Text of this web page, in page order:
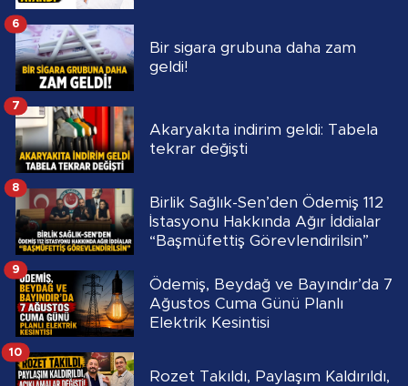
Bir sigara grubuna daha zam
geldi!
6
Akaryakıta indirim geldi: Tabela
tekrar değişti
7
Birlik Sağlık-Sen’den Ödemiş 112
İstasyonu Hakkında Ağır İddialar
“Başmüfettiş Görevlendirilsin”
8
Ödemiş, Beydağ ve Bayındır’da 7
Ağustos Cuma Günü Planlı
Elektrik Kesintisi
9
Rozet Takıldı, Paylaşım Kaldırıldı,
10